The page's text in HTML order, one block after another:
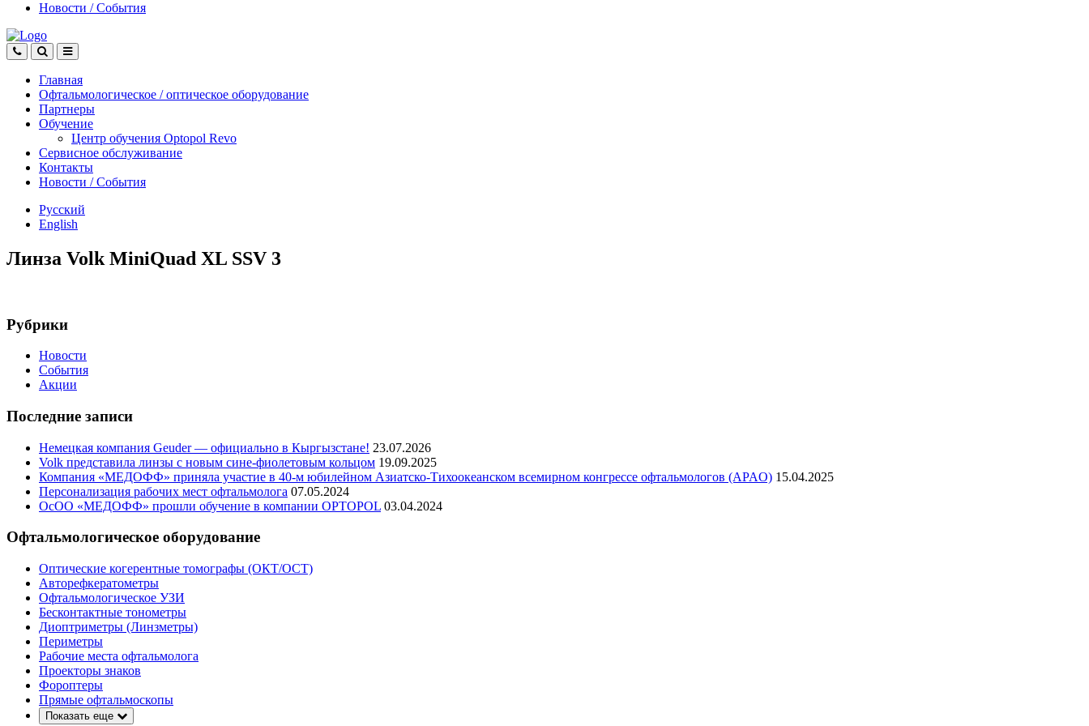
Новости / События
Главная
Офтальмологическое / оптическое оборудование
Партнеры
Обучение
Центр обучения Оptopol Revo
Сервисное обслуживание
Контакты
Новости / События
Русский
English
Линза Volk MiniQuad XL SSV 3
Рубрики
Новости
События
Акции
Последние записи
Немецкая компания Geuder — официально в Кыргызстане! 23.07.2026
Volk представила линзы с новым сине-фиолетовым кольцом 19.09.2025
Компания «МЕДОФФ» приняла участие в 40-м юбилейном Азиатско-Тихоокеанском всемирном конгрессе офтальмологов (APAO) 15.04.2025
Персонализация рабочих мест офтальмолога 07.05.2024
ОсОО «МЕДОФФ» прошли обучение в компании OPTOPOL 03.04.2024
Офтальмологическое оборудование
Оптические когерентные томографы (ОКТ/ОСТ)
Авторефкератометры
Офтальмологическое УЗИ
Бесконтактные тонометры
Диоптриметры (Линзметры)
Периметры
Рабочие места офтальмолога
Проекторы знаков
Фороптеры
Прямые офтальмоскопы
Показать еще